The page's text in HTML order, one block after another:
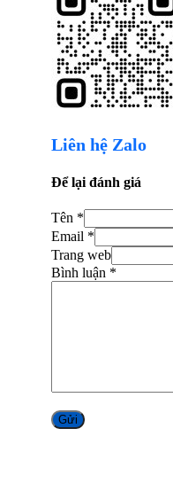
Liên hệ Zalo
Để lại đánh giá
Tên *
Email *
Trang web
Bình luận *